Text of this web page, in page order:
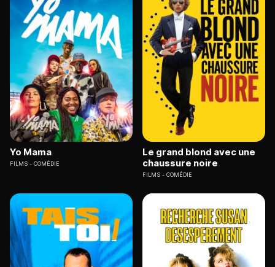
Yo Mama
FILMS COMÉDIE
Le grand blond avec une
chaussure noire
FILMS COMÉDIE